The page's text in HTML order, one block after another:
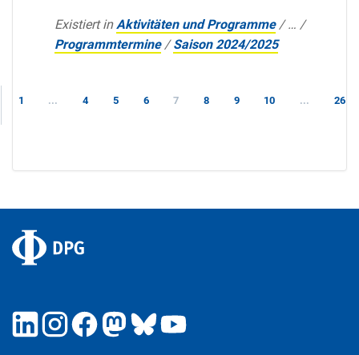
Existiert in Aktivitäten und Programme /… /
Programmtermine /Saison 2024/2025
1 ... 4 5 6 7 8 9 10 ... 26